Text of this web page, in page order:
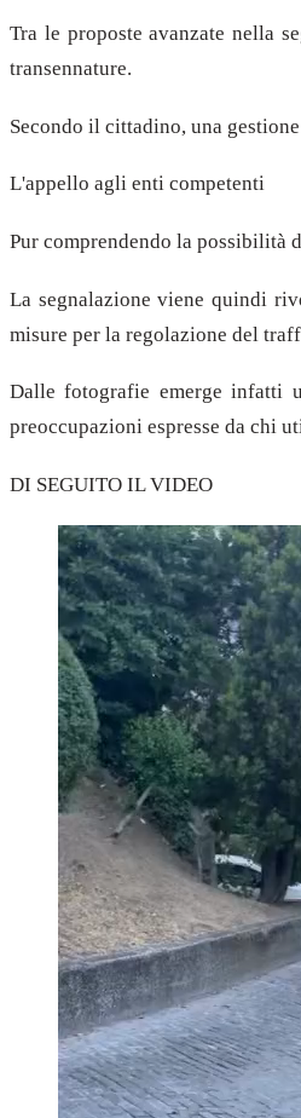
Tra le proposte avanzate nella
transennature.
Secondo il cittadino, una
L'appello agli enti competenti
Pur comprendendo la possibilità
La segnalazione viene quindi
misure per la regolazione del
Dalle fotografie emerge infatti
preoccupazioni espresse da chi
DI SEGUITO IL VIDEO